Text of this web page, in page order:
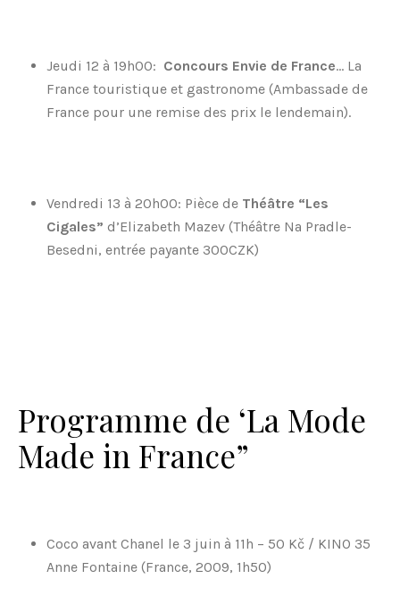
Jeudi 12 à 19h00: Concours Envie de France… La
France touristique et gastronome (Ambassade de
France pour une remise des prix le lendemain).
Vendredi 13 à 20h00: Pièce de Théâtre “Les
Cigales” d’Elizabeth Mazev (Théâtre Na Pradle-
Besedni, entrée payante 300CZK)
Programme de ‘La Mode
Made in France”
Coco avant Chanel le 3 juin à 11h – 50 Kč / KINO 35
Anne Fontaine (France, 2009, 1h50)